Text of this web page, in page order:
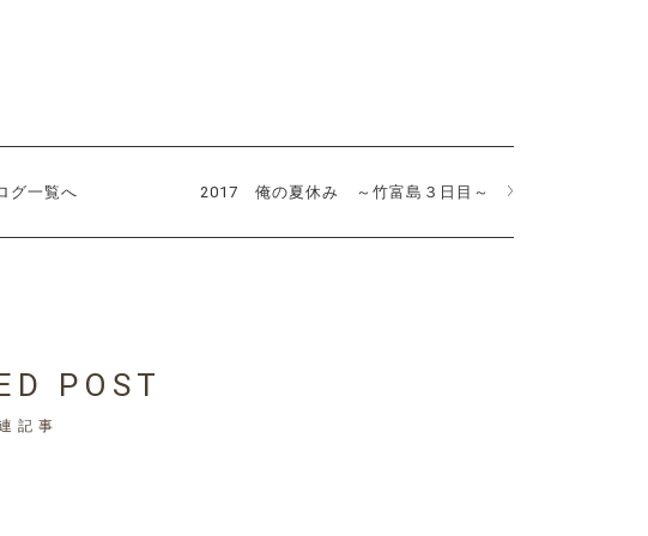
グ一覧へ 2017 俺の夏休み ～竹富島３日目～
POST
記事